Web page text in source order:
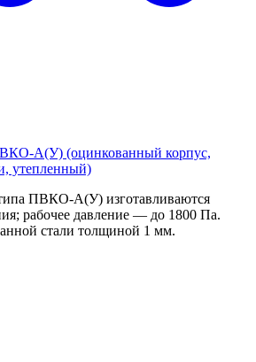
А(У) (оцинкованный корпус,
утепленный)
ПВКО-А(У) изготавливаются
рабочее давление — до 1800 Па.
стали толщиной 1 мм.